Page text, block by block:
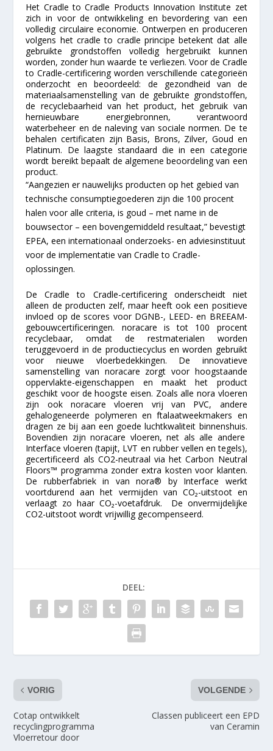
Het Cradle to Cradle Products Innovation Institute zet
zich in voor de ontwikkeling en bevordering van een
volledig circulaire economie. Ontwerpen en produceren
volgens het cradle to cradle principe betekent dat alle
gebruikte grondstoffen volledig hergebruikt kunnen
worden, zonder hun waarde te verliezen. Voor de Cradle
to Cradle-certificering worden verschillende categorieën
onderzocht en beoordeeld: de gezondheid van de
materiaalsamenstelling van de gebruikte grondstoffen,
de recyclebaarheid van het product, het gebruik van
hernieuwbare energiebronnen, verantwoord
waterbeheer en de naleving van sociale normen. De te
behalen certificaten zijn Basis, Brons, Zilver, Goud en
Platinum. De laagste standaard die in een categorie
wordt bereikt bepaalt de algemene beoordeling van een
product.
“Aangezien er nauwelijks producten op het gebied van
technische consumptiegoederen zijn die 100 procent
halen voor alle criteria, is goud – met name in de
bouwsector – een bovengemiddeld resultaat,” bevestigt
EPEA, een internationaal onderzoeks- en adviesinstituut
voor de implementatie van Cradle to Cradle-
oplossingen.
De Cradle to Cradle-certificering onderscheidt niet
alleen de producten zelf, maar heeft ook een positieve
invloed op de scores voor DGNB-, LEED- en BREEAM-
gebouwcertificeringen. noracare is tot 100 procent
recyclebaar, omdat de restmaterialen worden
teruggevoerd in de productiecyclus en worden gebruikt
voor nieuwe vloerbedekkingen. De innovatieve
samenstelling van noracare zorgt voor hoogstaande
oppervlakte-eigenschappen en maakt het product
geschikt voor de hoogste eisen. Zoals alle nora vloeren
zijn ook noracare vloeren vrij van PVC, andere
gehalogeneerde polymeren en ftalaatweekmakers en
dragen ze bij aan een goede luchtkwaliteit binnenshuis.
Bovendien zijn noracare vloeren, net als alle andere
Interface vloeren (tapijt, LVT en rubber vellen en tegels),
gecertificeerd als CO2-neutraal via het Carbon Neutral
Floors™ programma zonder extra kosten voor klanten.
De rubberfabriek in van nora® by Interface werkt
voortdurend aan het vermijden van CO₂-uitstoot en
verlaagt zo haar CO₂-voetafdruk. De onvermijdelijke
CO2-uitstoot wordt vrijwillig gecompenseerd.
DEEL:
VORIG
Cotap ontwikkelt
recyclingprogramma
Vloerretour door
VOLGENDE
Classen publiceert een EPD
van Ceramin